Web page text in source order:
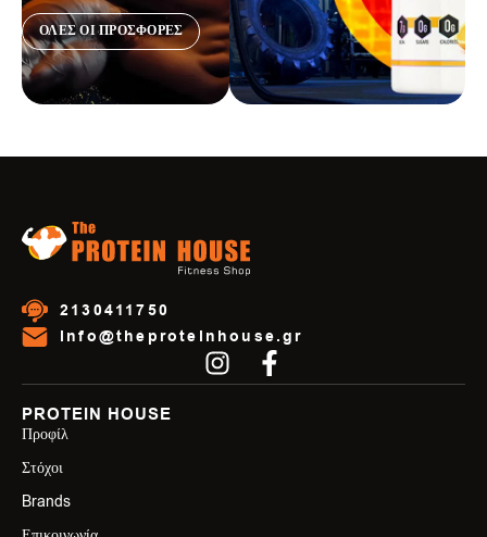
ΟΛΕΣ ΟΙ ΠΡΟΣΦΟΡΕΣ
2130411750
info@theproteinhouse.gr
PROTEIN HOUSE
Προφίλ
Στόχοι
Brands